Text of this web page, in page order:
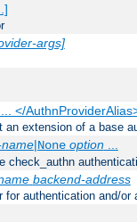
args]
</
extension of a base
|None option...
check_authn
backend-address
authentication and/or